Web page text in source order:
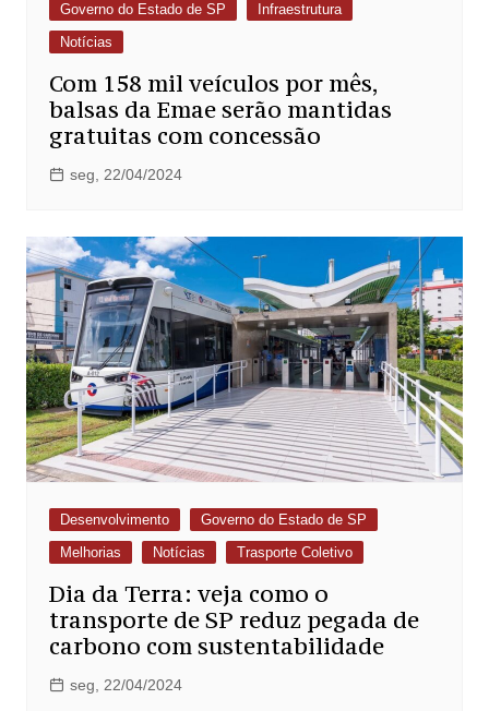
Governo do Estado de SP
Infraestrutura
Notícias
Com 158 mil veículos por mês,
balsas da Emae serão mantidas
gratuitas com concessão
seg, 22/04/2024
Desenvolvimento
Governo do Estado de SP
Melhorias
Notícias Trasporte Coletivo
Dia da Terra: veja como o
transporte de SP reduz pegada de
carbono com sustentabilidade
seg, 22/04/2024